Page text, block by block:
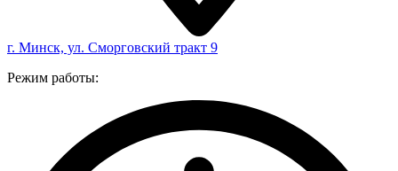
г. Минск, ул. Сморговский тракт 9
Режим работы: